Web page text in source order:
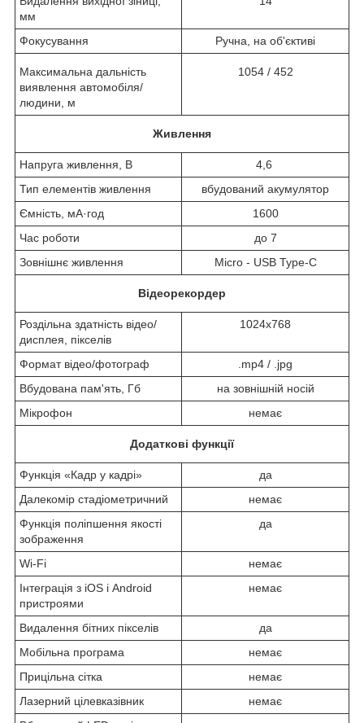
мм
Фокусування Ручна, на об'єктиві
Максимальна дальність
виявлення автомобіля/
людини, м
1054 / 452
Живлення
Напруга живлення, B
4,6
Тип елементів живлення
вбудований акумулятор
Ємність, мА·год
1600
Час роботи
до 7
Зовнішнє живлення
Micro - USB Type-C
Відеорекордер
Роздільна здатність відео/
дисплея, пікселів
1024x768
Формат відео/фотограф
.mp4 / .jpg
Вбудована пам'ять, Гб
на зовнішній носій
Мікрофон
немає
Додаткові функції
Функція «Кадр у кадрі»
да
Далекомір стадіометричний
немає
Функція поліпшення якості
зображення
да
Wi-Fi
немає
Інтеграція з iOS і Android
пристроями
немає
Видалення бітних пікселів
да
Мобільна програма
немає
Прицільна сітка
немає
Лазерний цілевказівник
немає